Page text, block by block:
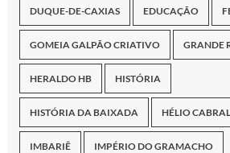
DUQUE-DE-CAXIAS EDUCAÇÃO
GOMEIA GALPÃO CRIATIVO GRANDE
HERALDO HB HISTÓRIA
HISTÓRIA DA BAIXADA HÉLIO CABRAL
IMBARIÊ IMPÉRIO DO GRAMACHO